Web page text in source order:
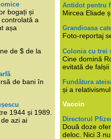
bogați și
a
așa
de $ de la
de bani în
1944 și 1989.
azi ai
Antidot pentru
Mircea Eliade
Grandioasa
Foto-reportaj
Colonia cu trei
Cine domină
evitată de
Fundătura
și a
Vaccin
Directorul
Două doze
deloc. Nici 3